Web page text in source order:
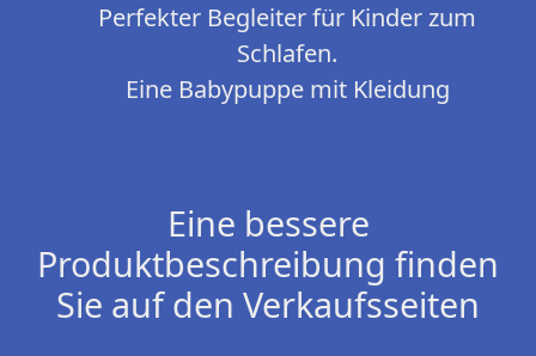
Perfekter Begleiter für Kinder zum
Schlafen.
Eine Babypuppe mit Kleidung
Eine bessere
Produktbeschreibung finden
Sie auf den Verkaufsseiten